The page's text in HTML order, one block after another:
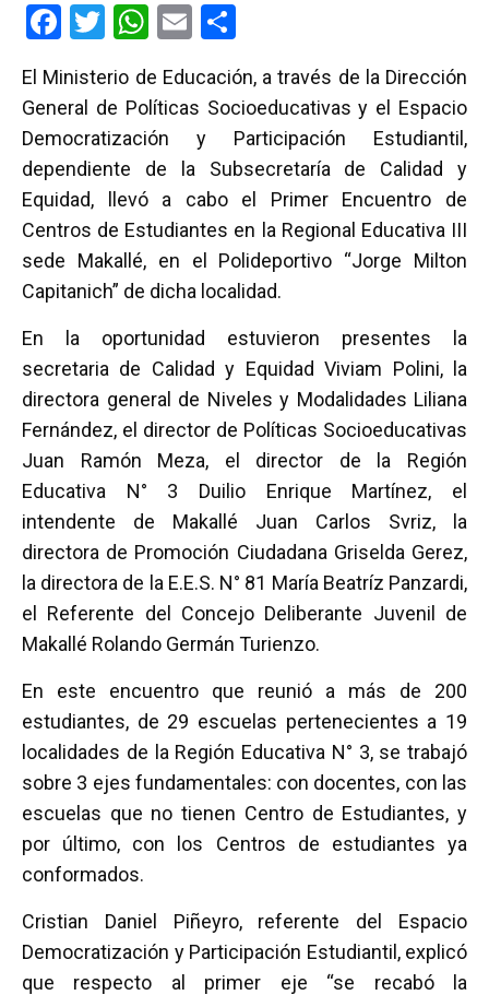
F
ce
b
o
o
k
T
tt
er
W
at
s
A
p
p
E
ail m
p
ar
tir
El Ministerio de Educación, a través de la Dirección
General de Políticas Socioeducativas y el Espacio
Democratización y Participación Estudiantil,
dependiente de la Subsecretaría de Calidad y
Equidad, llevó a cabo el Primer Encuentro de
Centros de Estudiantes en la Regional Educativa III
sede Makallé, en el Polideportivo “Jorge Milton
Capitanich” de dicha localidad.
En la oportunidad estuvieron presentes la
secretaria de Calidad y Equidad Viviam Polini, la
directora general de Niveles y Modalidades Liliana
Fernández, el director de Políticas Socioeducativas
Juan Ramón Meza, el director de la Región
Educativa N° 3 Duilio Enrique Martínez, el
intendente de Makallé Juan Carlos Svriz, la
directora de Promoción Ciudadana Griselda Gerez,
la directora de la E.E.S. N° 81 María Beatríz Panzardi,
el Referente del Concejo Deliberante Juvenil de
Makallé Rolando Germán Turienzo.
En este encuentro que reunió a más de 200
estudiantes, de 29 escuelas pertenecientes a 19
localidades de la Región Educativa N° 3, se trabajó
sobre 3 ejes fundamentales: con docentes, con las
escuelas que no tienen Centro de Estudiantes, y
por último, con los Centros de estudiantes ya
conformados.
Cristian Daniel Piñeyro, referente del Espacio
Democratización y Participación Estudiantil, explicó
que respecto al primer eje “se recabó la